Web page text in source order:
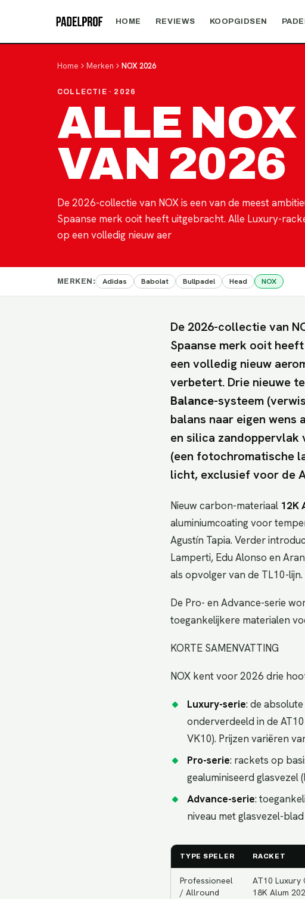
HOME REVIEWS KOOPGIDSEN
Home Merken NOX2026
COLLECTIE · 2026
ALLE
VAN 2026
De 2026-collectie van NOX is een van de meest
Spaanse merk ooit heeft uitgebracht. Alle Luxury-
op een volledig nieuw aer
MERKEN : Adidas Babolat Bullpadel Head NOX
De 2026-collectie van
Spaanse merk ooit
een volledig nieuw
verbetert. Drie nieuwe
Balance-systeem
balans naar eigen wens
en silica zandoppervlak
(een fotochromatische
licht, exclusief voor de
Nieuw carbon-materiaal 12K
aluminiumcoating voor
Agustín Tapia. Verder
Lamperti, Edu Alonso en
als opvolger van de TL10-lijn.
De Pro- en Advance-serie
toegankelijkere materialen
KORTE SAMENVATTING
NOX kent voor 2026 drie
Luxury-serie: de
onderverdeeld in de
VK10). Prijzen variëren
Pro-serie: rackets op
gealuminiseerd glasvezel
Advance-serie:
niveau met glasvezel-
TYPE SPELER RACKET
Professioneel
/ Allround
AT10 Luxury
18K Alum